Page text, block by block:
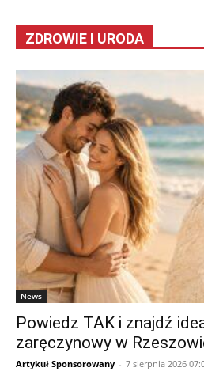
ZDROWIE I URODA
News
Powiedz TAK i znajdź
zaręczynowy w
Artykuł Sponsorowany - 7 sierpnia 2026